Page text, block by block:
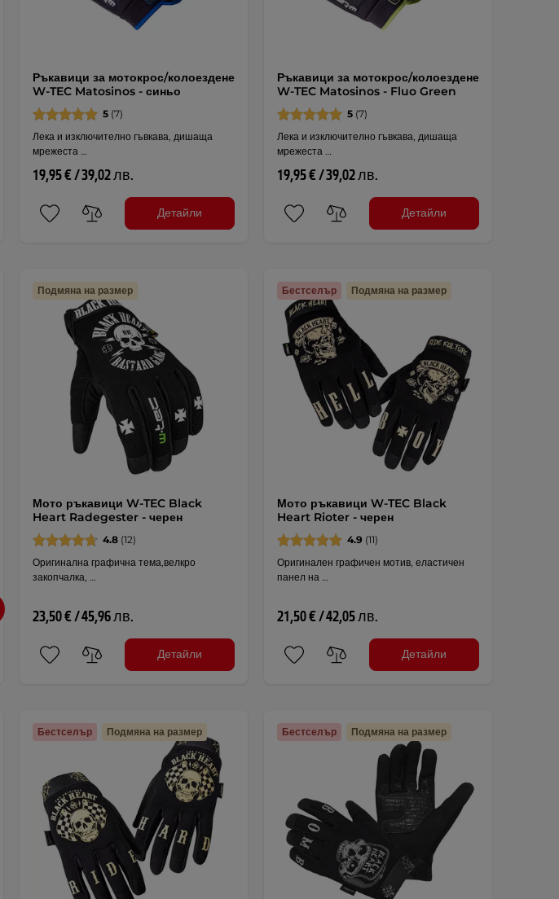
Ръкавици за мотокрос/колоездене
W-TEC Matosinos - синьо
5(7)
Лека и изключително гъвкава, дишаща
мрежеста …
19,95 € / 39,02 лв.
Детайли
Ръкавици за мотокрос/колоездене
W-TEC Matosinos - Fluo Green
5(7)
Лека и изключително гъвкава, дишаща
мрежеста …
19,95 € / 39,02 лв.
Детайли
Подмяна на размер
Мото ръкавици W-TEC Black
Heart Radegester - черен
4.8(12)
Оригинална графична тема,велкро
закопчалка, …
23,50 € / 45,96 лв.
Детайли
Бестселър Подмяна на размер
Мото ръкавици W-TEC Black
Heart Rioter - черен
4.9 (11)
Оригинален графичен мотив, еластичен
панел на …
21,50 € / 42,05 лв.
Детайли
Бестселър Подмяна на размер Бестселър Подмяна на размер